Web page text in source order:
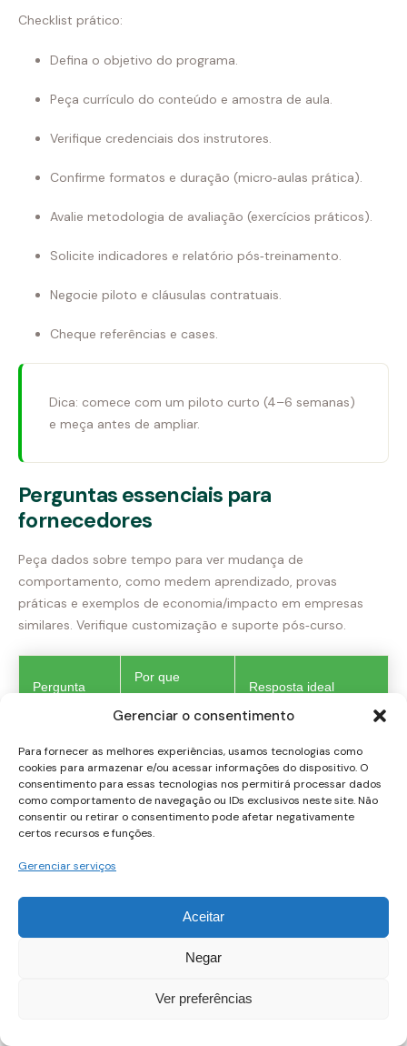
Gerenciar o consentimento
Para fornecer as melhores experiências, usamos tecnologias como
cookies para armazenar e/ou acessar informações do dispositivo. O
consentimento para essas tecnologias nos permitirá processar dados
como comportamento de navegação ou IDs exclusivos neste site. Não
consentir ou retirar o consentimento pode afetar negativamente
certos recursos e funções.
Gerenciar serviços
Aceitar
Negar
Ver preferências
Checklist prático:
Defina o objetivo do programa.
Peça currículo do conteúdo e amostra de aula.
Verifique credenciais dos instrutores.
Confirme formatos e duração (micro‑aulas prática).
Avalie metodologia de avaliação (exercícios práticos).
Solicite indicadores e relatório pós‑treinamento.
Negocie piloto e cláusulas contratuais.
Cheque referências e cases.
Dica: comece com um piloto curto (4–6 semanas)
e meça antes de ampliar.
Perguntas essenciais para
fornecedores
Peça dados sobre tempo para ver mudança de
comportamento, como medem aprendizado, provas
práticas e exemplos de economia/impacto em empresas
similares. Verifique customização e suporte pós‑curso.
Pergunta
Por que
perguntar
Resposta ideal
medem o
sucesso?
números, não
sensação.
participação, testes,
economia média.
práticas?
Testa
Credibilidade e
conexão com
Certificações